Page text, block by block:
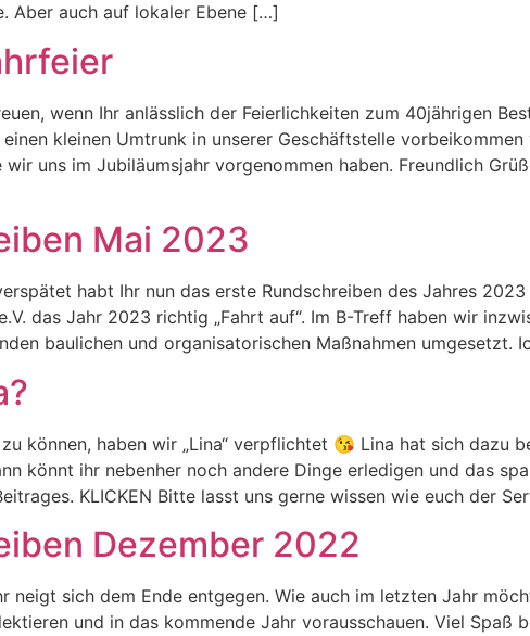
Aber auch auf lokaler Ebene […]
wenn Ihr anlässlich der Feierlichkeiten zum 40jährigen
kleinen Umtrunk in unserer Geschäftstelle
uns im Jubiläumsjahr vorgenommen haben. Freundlich
Mai 2023
habt Ihr nun das erste Rundschreiben des Jahres
das Jahr 2023 richtig „Fahrt auf“. Im B-Treff haben wir
baulichen und organisatorischen Maßnahmen umgesetzt.
können, haben wir „Lina“ verpflichtet 😘 Lina hat sich dazu
könnt ihr nebenher noch andere Dinge erledigen und das
KLICKEN Bitte lasst uns gerne wissen wie euch der
Dezember 2022
neigt sich dem Ende entgegen. Wie auch im letzten Jahr
und in das kommende Jahr vorausschauen. Viel Spaß